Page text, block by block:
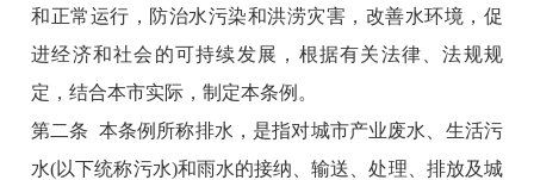
和正常运行，防治水污染和洪涝灾害，改善水环境，促
进经济和社会的可持续发展，根据有关法律、法规规
定，结合本市实际，制定本条例。
第二条 本条例所称排水，是指对城市产业废水、生活污
水(以下统称污水)和雨水的接纳、输送、处理、排放及城